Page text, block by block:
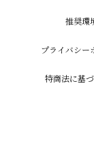
推奨環
プライバシー
特商法に基